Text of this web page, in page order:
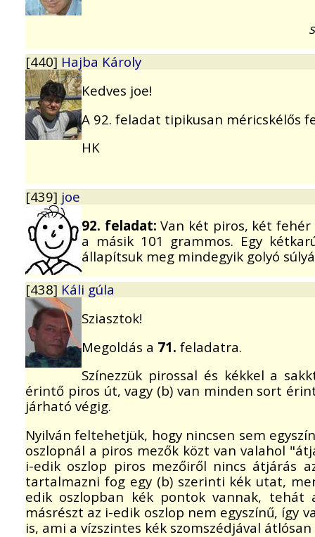
[440] Hajba Károly
Kedves joe!
A 92. feladat tipikusan méricskélős
HK
[439] joe
92. feladat: Van két piros, két fehér
a másik 101 grammos. Egy
állapítsuk meg mindegyik golyó
[438] Káli gúla
Sziasztok!
Megoldás a 71. feladatra.
Színezzük pirossal és kékkel a
érintő piros út, vagy (b) van minden sort
járható végig.
Nyilván feltehetjük, hogy nincsen sem
oszlopnál a piros mezők közt van valahol
i-edik oszlop piros mezőiről nincs átjárás
tartalmazni fog egy (b) szerinti kék utat,
edik oszlopban kék pontok vannak,
másrészt az i-edik oszlop nem egyszínű, így
is, ami a vízszintes kék szomszédjával